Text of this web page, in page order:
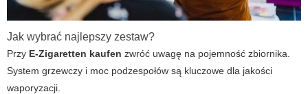
Jak wybrać najlepszy zestaw?
Przy E-Zigaretten kaufen zwróć uwagę na pojemność zbiornika.
System grzewczy i moc podzespołów są kluczowe dla jakości
waporyzacji.